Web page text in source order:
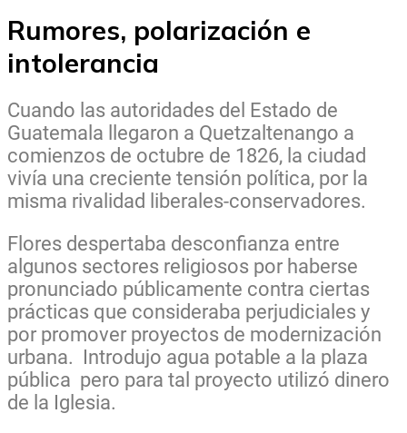
Rumores, polarización e
intolerancia
Cuando las autoridades del Estado de
Guatemala llegaron a Quetzaltenango a
comienzos de octubre de 1826, la ciudad
vivía una creciente tensión política, por la
misma rivalidad liberales-conservadores.
Flores despertaba desconfianza entre
algunos sectores religiosos por haberse
pronunciado públicamente contra ciertas
prácticas que consideraba perjudiciales y
por promover proyectos de modernización
urbana. Introdujo agua potable a la plaza
pública pero para tal proyecto utilizó dinero
de la Iglesia.